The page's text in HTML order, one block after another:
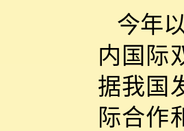
今年
内国际
据我国
际合作